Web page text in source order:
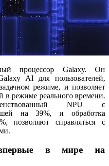
процессор Galaxy. Он
AI для пользователей,
режиме, и позволяет
в режиме реального времени.
NPU с
на 39%, и обработка
позволяют справляться с
в мире на